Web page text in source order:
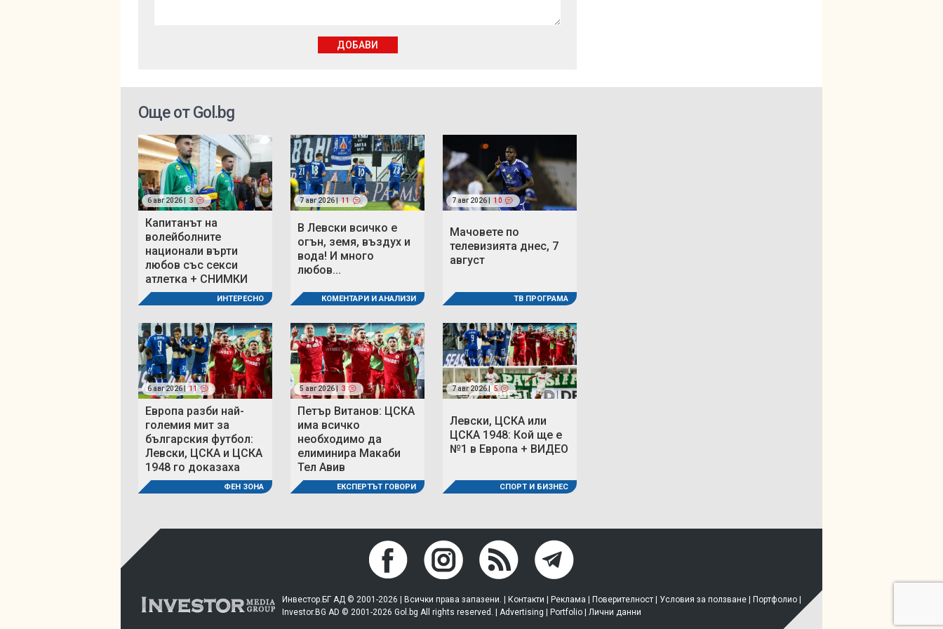
ДОБАВИ
Още от Gol.bg
6 авг 2026 | 3
Капитанът на
волейболните
национали върти
любов със секси
атлетка + СНИМКИ
ИНТЕРЕСНО
7 авг 2026 | 11
В Левски всичко е
огън, земя, въздух и
вода! И много
любов...
КОМЕНТАРИ И АНАЛИЗИ
7 авг 2026 | 10
Мачовете по
телевизията днес, 7
август
ТВ ПРОГРАМА
6 авг 2026 | 11
Европа разби най-
големия мит за
българския футбол:
Левски, ЦСКА и ЦСКА
1948 го доказаха
ФЕН ЗОНА
5 авг 2026 | 3
Петър Витанов: ЦСКА
има всичко
необходимо да
елиминира Макаби
Тел Авив
ЕКСПЕРТЪТ ГОВОРИ
7 авг 2026 | 5
Левски, ЦСКА или
ЦСКА 1948: Кой ще е
№1 в Европа + ВИДЕО
СПОРТ И БИЗНЕС
Инвестор.БГ АД © 2001-2026 | Всички права запазени. | Контакти Реклама Поверителност Условия за ползване Портфолио
Investor.BG AD © 2001-2026 Gol.bg All rights reserved. | Advertising Portfolio Лични данни